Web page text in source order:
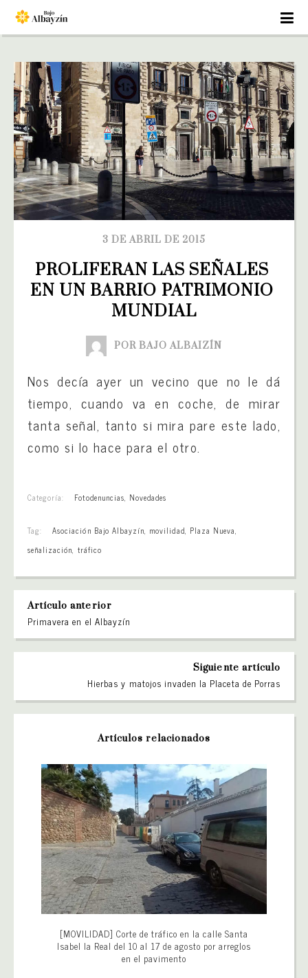
3 DE ABRIL DE 2015
PROLIFERAN LAS SEÑALES
EN UN BARRIO PATRIMONIO
MUNDIAL
POR BAJO ALBAIZÍN
Nos decía ayer un vecino que no le dá
tiempo, cuando va en coche, de mirar
tanta señal, tanto si mira pare este lado,
como si lo hace para el otro.
Categoría: Fotodenuncias, Novedades
Tag: Asociación Bajo Albayzín, movilidad, Plaza Nueva,
señalización, tráfico
Artículo anterior
Primavera en el Albayzín
Siguiente artículo
Hierbas y matojos invaden la Placeta de Porras
Artículos relacionados
[MOVILIDAD] Corte de tráfico en la calle Santa
Isabel la Real del 10 al 17 de agosto por arreglos
en el pavimento